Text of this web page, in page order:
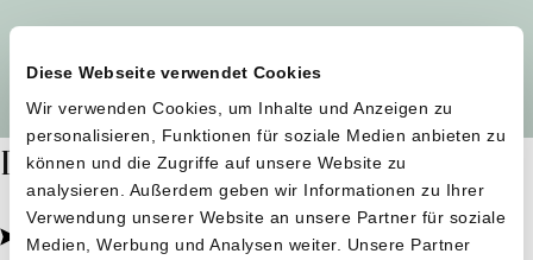
Diese Webseite verwendet Cookies
Wir verwenden Cookies, um Inhalte und Anzeigen zu
personalisieren, Funktionen für soziale Medien anbieten zu
können und die Zugriffe auf unsere Website zu
analysieren. Außerdem geben wir Informationen zu Ihrer
Verwendung unserer Website an unsere Partner für soziale
Medien, Werbung und Analysen weiter. Unsere Partner
Dafür stehen wir
Pestizidfrei angebaut, schonend verarbeitet.